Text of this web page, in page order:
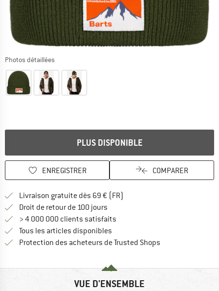
Photos détaillées
PLUS DISPONIBLE
ENREGISTRER COMPARER
Livraison gratuite dès 69 € (FR)
Droit de retour de 100 jours
> 4 000 000 clients satisfaits
Tous les articles disponibles
Protection des acheteurs de Trusted Shops
VUE D'ENSEMBLE